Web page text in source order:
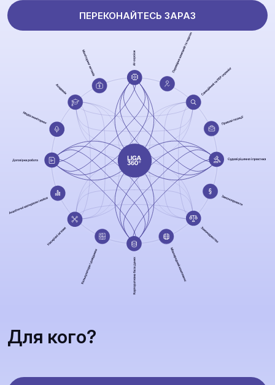
ПЕРЕКОНАЙТЕСЬ ЗАРАЗ
Для кого?